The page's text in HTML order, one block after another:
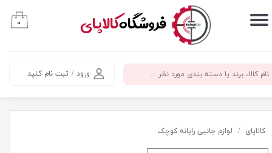
​فروشگاهکالاپای
ورود / ثبت نام کنید
حساب کاربری من
سفارشات
خروج از حساب کاربری
۰
کالاپای لوازم جانبی رایانه کوچک